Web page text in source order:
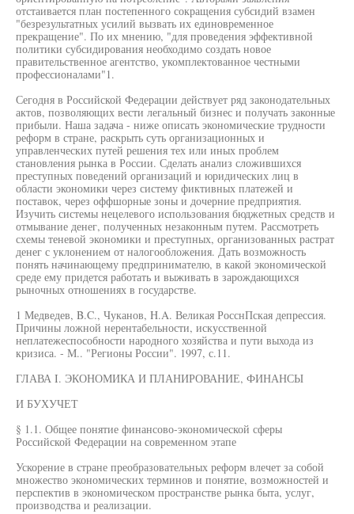
отстаивается план постепенного сокращения субсидий взамен
"безрезультатных усилий вызвать их единовременное
прекращение". По их мнению, "для проведения эффективной
политики субсидирования необходимо создать новое
правительственное агентство, укомплектованное честными
профессионалами"1.
Сегодня в Российской Федерации действует ряд законодательных
актов, позволяющих вести легальный бизнес и получать законные
прибыли. Наша задача - ниже описать экономические трудности
реформ в стране, раскрыть суть организационных и
управленческих путей решения тех или иных проблем
становления рынка в России. Сделать анализ сложившихся
преступных поведений организаций и юридических лиц в
области экономики через систему фиктивных платежей и
поставок, через оффшорные зоны и дочерние предприятия.
Изучить системы нецелевого использования бюджетных средств и
отмывание денег, полученных незаконным путем. Рассмотреть
схемы теневой экономики и преступных, организованных растрат
денег с уклонением от налогообложения. Дать возможность
понять начинающему предпринимателю, в какой экономической
среде ему придется работать и выживать в зарождающихся
рыночных отношениях в государстве.
1 Медведев, B.C., Чуканов, H.A. Великая РосснПская депрессия.
Причины ложной нерентабельности, искусственной
неплатежеспособности народного хозяйства и пути выхода из
кризиса. - М.. "Регионы России". 1997, с.11.
ГЛАВА I. ЭКОНОМИКА И ПЛАНИРОВАНИЕ, ФИНАНСЫ
И БУХУЧЕТ
§ 1.1. Общее понятие финансово-экономической сферы
Российской Федерации на современном этапе
Ускорение в стране преобразовательных реформ влечет за собой
множество экономических терминов и понятие, возможностей и
перспектив в экономическом пространстве рынка быта, услуг,
производства и реализации.